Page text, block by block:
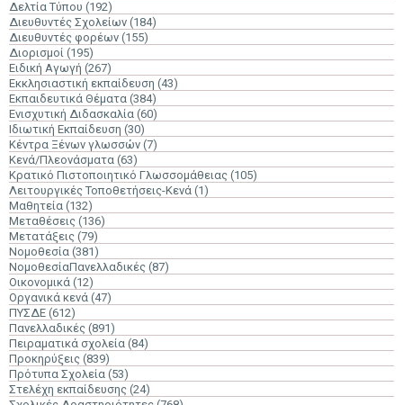
Δελτία Τύπου (192)
Διευθυντές Σχολείων (184)
Διευθυντές φορέων (155)
Διορισμοί (195)
Ειδική Αγωγή (267)
Εκκλησιαστική εκπαίδευση (43)
Εκπαιδευτικά Θέματα (384)
Ενισχυτική Διδασκαλία (60)
Ιδιωτική Εκπαίδευση (30)
Κέντρα Ξένων γλωσσών (7)
Κενά/Πλεονάσματα (63)
Κρατικό Πιστοποιητικό Γλωσσομάθειας (105)
Λειτουργικές Τοποθετήσεις-Κενά (1)
Μαθητεία (132)
Μεταθέσεις (136)
Μετατάξεις (79)
Νομοθεσία (381)
ΝομοθεσίαΠανελλαδικές (87)
Οικονομικά (12)
Οργανικά κενά (47)
ΠΥΣΔΕ (612)
Πανελλαδικές (891)
Πειραματικά σχολεία (84)
Προκηρύξεις (839)
Πρότυπα Σχολεία (53)
Στελέχη εκπαίδευσης (24)